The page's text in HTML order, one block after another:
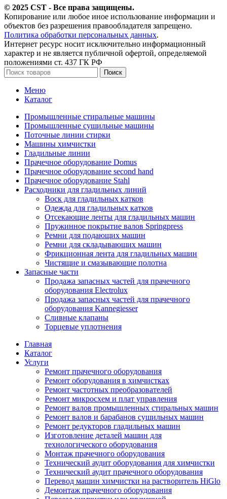
© 2025 CST - Все права защищены.
Копирование или любое иное использование информации и
объектов без разрешения правообладателя запрещено.
Политика обработки персональных данных.
Интернет ресурс носит исключительно информационный
характер и не является публичной офертой, определяемой
положениями ст. 437 ГК РФ
Поиск
Меню
Каталог
Промышленные стиральные машины
Промышленные сушильные машины
Поточные линии стирки
Машины химчистки
Гладильные линии
Прачечное оборудование Domus
Прачечное оборудование second hand
Прачечное оборудование Stahl
Расходники для гладильных линий
Воск для гладильных катков
Одежда для гладильных катков
Отсекающие ленты для гладильных машин
Пружинное покрытие валов Springpress
Ремни для подающих машин
Ремни для складывающих машин
Фрикционная лента для гладильных машин
Чистящие и смазывающие полотна
Запасные части
Продажа запасных частей для прачечного
оборудования Electrolux
Продажа запасных частей для прачечного
оборудования Kannegiesser
Сливные клапаны
Торцевые уплотнения
Главная
Каталог
Услуги
Ремонт прачечного оборудования
Ремонт оборудования в химчистках
Ремонт частотных преобразователей
Ремонт микросхем и плат управления
Ремонт валов промышленных стиральных машин
Ремонт валов и барабанов сушильных машин
Ремонт редукторов гладильных машин
Изготовление деталей машин для
технологического оборудования
Монтаж прачечного оборудования
Технический аудит оборудования для химчистки
Технический аудит прачечного оборудования
Перевод машин химчистки на растворитель HiGlo
Демонтаж прачечного оборудования